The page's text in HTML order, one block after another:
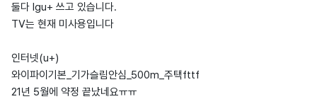
둘다 lgu+ 쓰고 있습니다.
TV는 현재 미사용입니다
인터넷(u+)
와이파이기본_기가슬림안심_500m_주택fttf
21년 5월에 약정 끝났네요ㅠㅠ